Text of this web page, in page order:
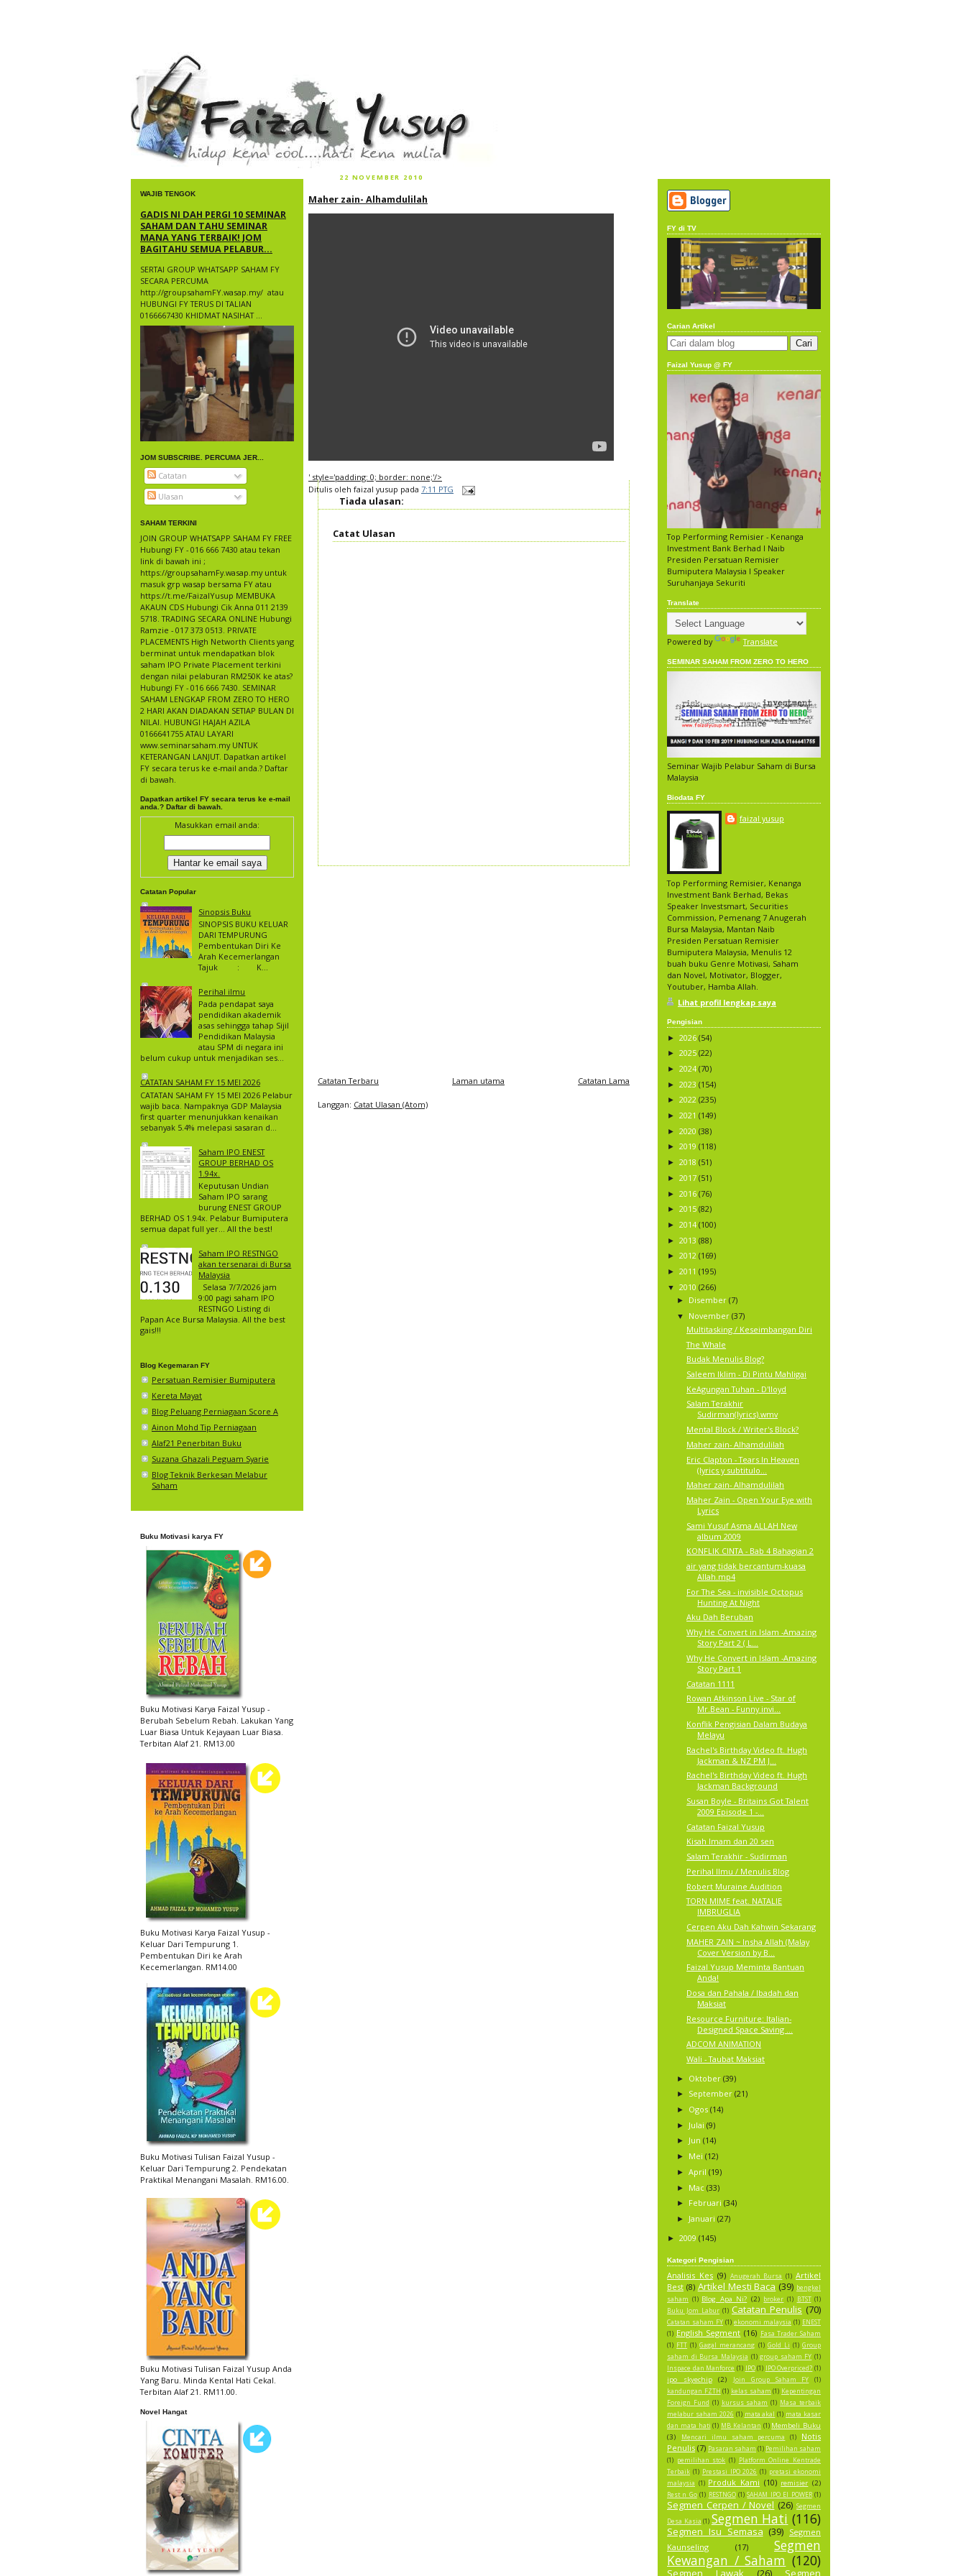
faizal yusup
WAJIB TENGOK
GADIS NI DAH PERGI 10 SEMINAR
SAHAM DAN TAHU SEMINAR
MANA YANG TERBAIK! JOM
BAGITAHU SEMUA PELABUR...
SERTAI GROUP WHATSAPP SAHAM FY
SECARA PERCUMA
http://groupsahamFY.wasap.my/ ​ atau
HUBUNGI FY TERUS DI TALIAN
0166667430 KHIDMAT NASIHAT ...
JOM SUBSCRIBE. PERCUMA JER...
Catatan
Ulasan
SAHAM TERKINI
JOIN GROUP WHATSAPP SAHAM FY FREE
Hubungi FY - 016 666 7430 atau tekan
link di bawah ini ;
https://groupsahamFy.wasap.my untuk
masuk grp wasap bersama FY atau
https://t.me/FaizalYusup MEMBUKA
AKAUN CDS Hubungi Cik Anna 011 2139
5718. TRADING SECARA ONLINE Hubungi
Ramzie - 017 373 0513. PRIVATE
PLACEMENTS High Networth Clients yang
berminat untuk mendapatkan blok
saham IPO Private Placement terkini
dengan nilai pelaburan RM250K ke atas?
Hubungi FY - 016 666 7430. SEMINAR
SAHAM LENGKAP FROM ZERO TO HERO
2 HARI AKAN DIADAKAN SETIAP BULAN DI
NILAI. HUBUNGI HAJAH AZILA
0166641755 ATAU LAYARI
www.seminarsaham.my UNTUK
KETERANGAN LANJUT. Dapatkan artikel
FY secara terus ke e-mail anda.? Daftar
di bawah.
Dapatkan artikel FY secara terus ke e-mail
anda.? Daftar di bawah.
Masukkan email anda:
Catatan Popular
Sinopsis Buku
SINOPSIS BUKU KELUAR
DARI TEMPURUNG
Pembentukan Diri Ke
Arah Kecemerlangan
Tajuk : K...
Perihal ilmu
Pada pendapat saya
pendidikan akademik
asas sehingga tahap Sijil
Pendidikan Malaysia
atau SPM di negara ini
belum cukup untuk menjadikan ses...
CATATAN SAHAM FY 15 MEI 2026
CATATAN SAHAM FY 15 MEI 2026 Pelabur
wajib baca. Nampaknya GDP Malaysia
first quarter menunjukkan kenaikan
sebanyak 5.4% melepasi sasaran d...
Saham IPO ENEST
GROUP BERHAD OS
1.94x.
Keputusan Undian
Saham IPO sarang
burung ENEST GROUP
BERHAD OS 1.94x. Pelabur Bumiputera
semua dapat full yer… All the best!
Saham IPO RESTNGO
akan tersenarai di Bursa
Malaysia
Selasa 7/7/2026 jam
9:00 pagi saham IPO
RESTNGO Listing di
Papan Ace Bursa Malaysia. All the best
gais!!!
Blog Kegemaran FY
Persatuan Remisier Bumiputera
Kereta Mayat
Blog Peluang Perniagaan Score A
Ainon Mohd Tip Perniagaan
Alaf21 Penerbitan Buku
Suzana Ghazali Peguam Syarie
Blog Teknik Berkesan Melabur
Saham
Buku Motivasi karya FY
Buku Motivasi Karya Faizal Yusup -
Berubah Sebelum Rebah. Lakukan Yang
Luar Biasa Untuk Kejayaan Luar Biasa.
Terbitan Alaf 21. RM13.00
Buku Motivasi Karya Faizal Yusup -
Keluar Dari Tempurung 1.
Pembentukan Diri ke Arah
Kecemerlangan. RM14.00
Buku Motivasi Tulisan Faizal Yusup -
Keluar Dari Tempurung 2. Pendekatan
Praktikal Menangani Masalah. RM16.00.
Buku Motivasi Tulisan Faizal Yusup Anda
Yang Baru. Minda Kental Hati Cekal.
Terbitan Alaf 21. RM11.00.
Novel Hangat
22 NOVEMBER 2010
Maher zain- Alhamdulilah
' style='padding: 0; border: none;'/>
Ditulis oleh faizal yusup pada 7:11 PTG
Tiada ulasan:
Catat Ulasan
Catatan Terbaru Catatan Lama
Laman utama
Langgan: Catat Ulasan (Atom)
FY di TV
Carian Artikel
Faizal Yusup @ FY
Top Performing Remisier - Kenanga
Investment Bank Berhad l Naib
Presiden Persatuan Remisier
Bumiputera Malaysia l Speaker
Suruhanjaya Sekuriti
Translate
Powered by Translate
SEMINAR SAHAM FROM ZERO TO HERO
Seminar Wajib Pelabur Saham di Bursa
Malaysia
Biodata FY
faizal yusup
Top Performing Remisier, Kenanga
Investment Bank Berhad, Bekas
Speaker Investsmart, Securities
Commission, Pemenang 7 Anugerah
Bursa Malaysia, Mantan Naib
Presiden Persatuan Remisier
Bumiputera Malaysia, Menulis 12
buah buku Genre Motivasi, Saham
dan Novel, Motivator, Blogger,
Youtuber, Hamba Allah.
Lihat profil lengkap saya
Pengisian
► 2026 (54)
► 2025 (22)
► 2024 (70)
► 2023 (154)
► 2022 (235)
► 2021 (149)
► 2020 (38)
► 2019 (118)
► 2018 (51)
► 2017 (51)
► 2016 (76)
► 2015 (82)
► 2014 (100)
► 2013 (88)
► 2012 (169)
► 2011 (195)
▼ 2010 (266)
► Disember (7)
▼ November (37)
Multitasking / Keseimbangan Diri
The Whale
Budak Menulis Blog?
Saleem Iklim - Di Pintu Mahligai
KeAgungan Tuhan - D'lloyd
Salam Terakhir
Sudirman(lyrics).wmv
Mental Block / Writer's Block?
Maher zain- Alhamdulilah
Eric Clapton - Tears In Heaven
(lyrics y subtitulo...
Maher zain- Alhamdulilah
Maher Zain - Open Your Eye with
Lyrics
Sami Yusuf Asma ALLAH New
album 2009
KONFLIK CINTA - Bab 4 Bahagian 2
air yang tidak bercantum-kuasa
Allah.mp4
For The Sea - invisible Octopus
Hunting At Night
Aku Dah Beruban
Why He Convert in Islam -Amazing
Story Part 2 ( L...
Why He Convert in Islam -Amazing
Story Part 1
Catatan 1111
Rowan Atkinson Live - Star of
Mr.Bean - Funny invi...
Konflik Pengisian Dalam Budaya
Melayu
Rachel's Birthday Video ft. Hugh
Jackman & NZ PM J...
Rachel's Birthday Video ft. Hugh
Jackman Background
Susan Boyle - Britains Got Talent
2009 Episode 1 -...
Catatan Faizal Yusup
Kisah Imam dan 20 sen
Salam Terakhir - Sudirman
Perihal Ilmu / Menulis Blog
Robert Muraine Audition
TORN MIME feat. NATALIE
IMBRUGLIA
Cerpen Aku Dah Kahwin Sekarang
MAHER ZAIN ~ Insha Allah (Malay
Cover Version by B...
Faizal Yusup Meminta Bantuan
Anda!
Dosa dan Pahala / Ibadah dan
Maksiat
Resource Furniture: Italian-
Designed Space Saving ...
ADCOM ANIMATION
Wali - Taubat Maksiat
► Oktober (39)
► September (21)
► Ogos (14)
► Julai (9)
► Jun (14)
► Mei (12)
► April (19)
► Mac (33)
► Februari (34)
► Januari (27)
► 2009 (145)
Kategori Pengisian
Analisis Kes (9) Anugerah Bursa (1) Artikel
Best (8) Artikel Mesti Baca (39) bengkel
saham (1) Blog Apa Ni? (2) broker (1) BTST (1)
Buku Jom Labur (1) Catatan Penulis (70)
Catatan saham FY (1) ekonomi malaysia (1) ENEST
(1) English Segment (16) Fasa Trader Saham
(1) FTT (1) Gagal merancang (1) Gold Li (1) Group
saham di Bursa Malaysia (1) group saham FY (1)
Inspace dan Manforce (1) IPO (1) IPO Overpriced? (1)
ipo skyechip (2) Join Group Saham FY
(1)
kandungan FZTH (1) kelas saham (1) Kepentingan
Foreign Fund (1) kursus saham (1) Masa terbaik
melabur saham 2026 (1) mata akal (1) mata kasar
dan mata hati (1) MB Kelantan (1) Membeli Buku
(3)
Mencari ilmu saham percuma (1)
Notis
Penulis (7) Pasaran saham (1) Pemilihan saham
(1) pemilihan stok (1) Platform Online Kentrade
Terbaik (1) Prestasi IPO 2026 (1) pretasi ekonomi
malaysia (1) Produk Kami (10) remisier (2)
Rest n Go (1) RESTNGO (1) SAHAM IPO EI POWER (1)
Segmen Cerpen / Novel (26) Segmen
Desa Kasia (1) Segmen Hati (116)
Segmen Isu Semasa (39) Segmen
Kaunseling
(17)
Segmen
Kewangan / Saham (120)
Segmen Lawak (26) Segmen